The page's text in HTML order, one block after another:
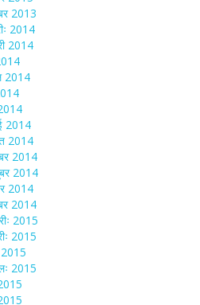
2013
2014
2014
2014
2014
2014
2014
2014
2014
2014
2015
2015
2015
2015